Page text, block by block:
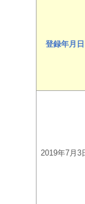
登録年月日
2019年7月3